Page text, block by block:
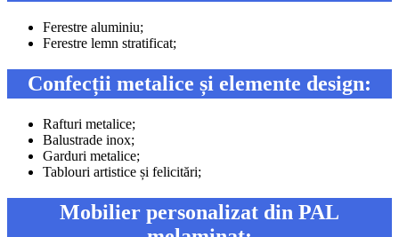
Ferestre aluminiu;
Ferestre lemn stratificat;
Confecții metalice și elemente design:
Rafturi metalice;
Balustrade inox;
Garduri metalice;
Tablouri artistice și felicitări;
Mobilier personalizat din PAL